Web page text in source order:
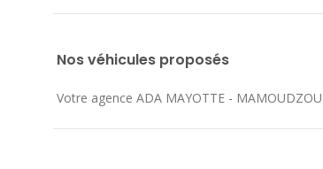
Nos véhicules proposés
Votre agence ADA MAYOTTE -